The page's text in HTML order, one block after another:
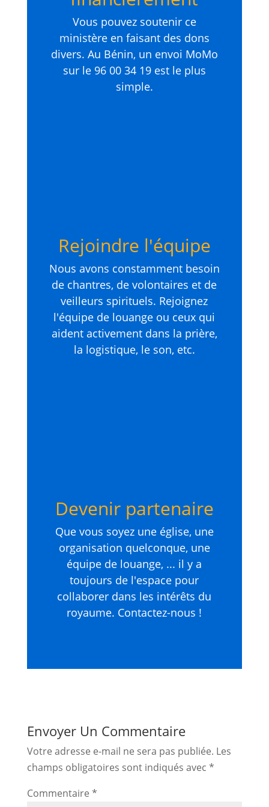
Vous pouvez soutenir ce
ministère en faisant des dons
divers. Au Bénin, un envoi MoMo
sur le 96 00 34 19 est le plus
simple.
Rejoindre l'équipe
Nous avons constamment besoin
de chantres, de volontaires et de
veilleurs spirituels. Rejoignez
l'équipe de louange ou ceux qui
aident activement dans la prière,
la logistique, le son, etc.
Devenir partenaire
Que vous soyez une église, une
organisation quelconque, une
équipe de louange, ... il y a
toujours de l'espace pour
collaborer dans les intérêts du
royaume. Contactez-nous !
Envoyer Un Commentaire
Votre adresse e-mail ne sera pas publiée. Les
champs obligatoires sont indiqués avec *
Commentaire *